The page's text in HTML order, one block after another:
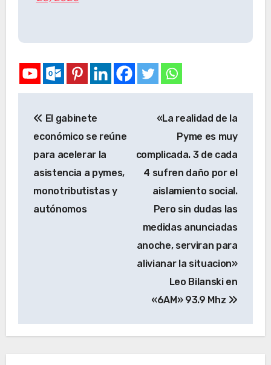
El gabinete
económico se reúne
para acelerar la
asistencia a pymes,
monotributistas y
autónomos
«La realidad de la
Pyme es muy
complicada. 3 de cada
4 sufren daño por el
aislamiento social.
Pero sin dudas las
medidas anunciadas
anoche, serviran para
alivianar la situacion»
Leo Bilanski en
«6AM» 93.9 Mhz